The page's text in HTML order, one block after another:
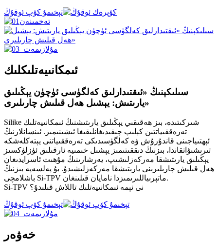
تېخىمۇ كۆپ ئوقۇڭ
ئىمكانىيەتلىكلىك
سىلىكېنىڭ «ئىقتىدارلىق كەلگۈسى ئۈچۈن يېڭىلىق
يارىتىش: يېشىل ھەل قىلىش چارىلىرى»
Silike شىركىتىدە، بىز ھەقىقىي يېڭىلىق يارىتىشنىڭ ئىمكانىيەتلىك
تەرەققىياتتىن كېلىپ چىقىدىغانلىقىغا ئىشىنىمىز. ئىنسانلارنىڭ
ئېھتىياجىنى قاندۇرۇش ۋە كەلگۈسىدىكى تەرەققىياتنى يېتەكلەشكە
تىرىشىۋاتقاندا، بىزنىڭ دىققىتىمىز يېشىل خىمىيە ئارقىلىق ئۈزلۈكسىز
يېڭىلىق يارىتىشقا مەركەزلىشىپ، يەرشارىنىڭ مۇھىت ئاسرايدىغان
ھەل قىلىش چارىلىرىنى يارىتىشقا مەركەزلىشىدۇ. بۇ پەلسەپە بىزنىڭ
باشلامچى Si-TPV ماتېرىياللىرىمىزدا نامايان قىلىنغان.
Si-TPV نى نېمە ئىمكانىيەتلىك تاللاش قىلىدۇ؟
تېخىمۇ كۆپ ئوقۇڭ
خەۋەر